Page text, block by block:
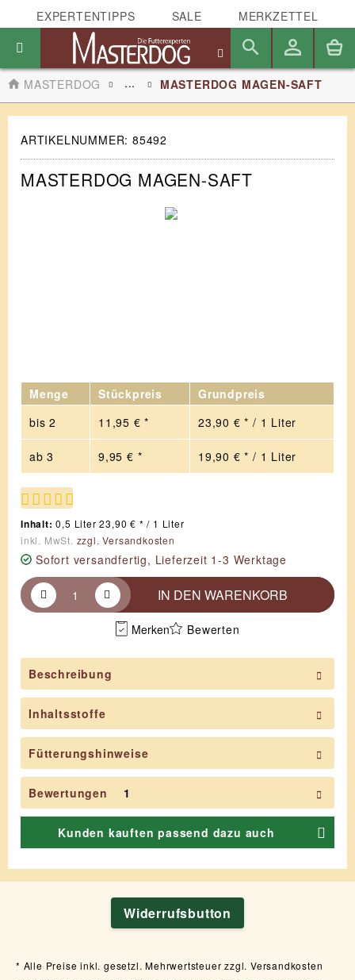
EXPERTENTIPPS SALE MERKZETTEL
MASTERDOG ... MASTERDOG MAGEN-SAFT
ARTIKELNUMMER:85492
MASTERDOG MAGEN-SAFT
Menge Stückpreis
Grundpreis
bis2 11,95 € * 23,90 € * / 1 Liter
ab3 9,95 € * 19,90 € * / 1 Liter
Inhalt:0,5 Liter 23,90 € * / 1 Liter
inkl. MwSt. zzgl. Versandkosten
Sofort versandfertig, Lieferzeit 1-3 Werktage
IN DEN WARENKORB
Merken Bewerten
Beschreibung
Inhaltsstoffe
Fütterungshinweise
Bewertungen 1
Kunden kauften passend dazu auch
Widerrufsbutton
Alle Preise inkl. gesetzl. Mehrwertsteuer zzgl. Versandkosten